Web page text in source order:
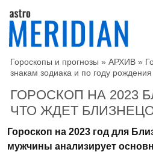
Гороскопы и прогнозы » АРХИВ »
знакам зодиака и по году рождения
ГОРОСКОП НА 2023
ЧТО ЖДЕТ
Гороскоп на 2023 год для
мужчины анализирует